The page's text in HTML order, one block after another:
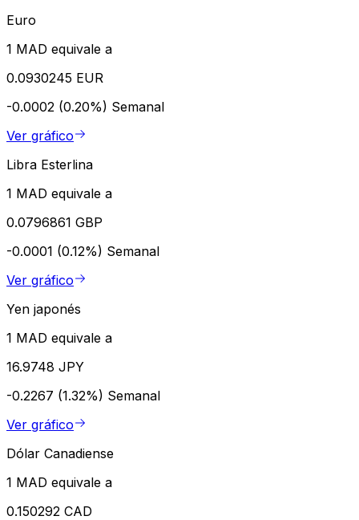
Euro
1 MAD equivale a
0.0930245 EUR
-0.0002 (0.20%) Semanal
Ver gráfico
Libra Esterlina
1 MAD equivale a
0.0796861 GBP
-0.0001 (0.12%) Semanal
Ver gráfico
Yen japonés
1 MAD equivale a
16.9748 JPY
-0.2267 (1.32%) Semanal
Ver gráfico
Dólar Canadiense
1 MAD equivale a
0.150292 CAD